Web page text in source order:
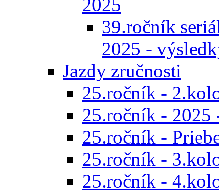
2025
39.ročník
2025 -
Jazdy zručnosti
25.ročník -
25.ročník - 2025
25.ročník -
25.ročník -
25.ročník -